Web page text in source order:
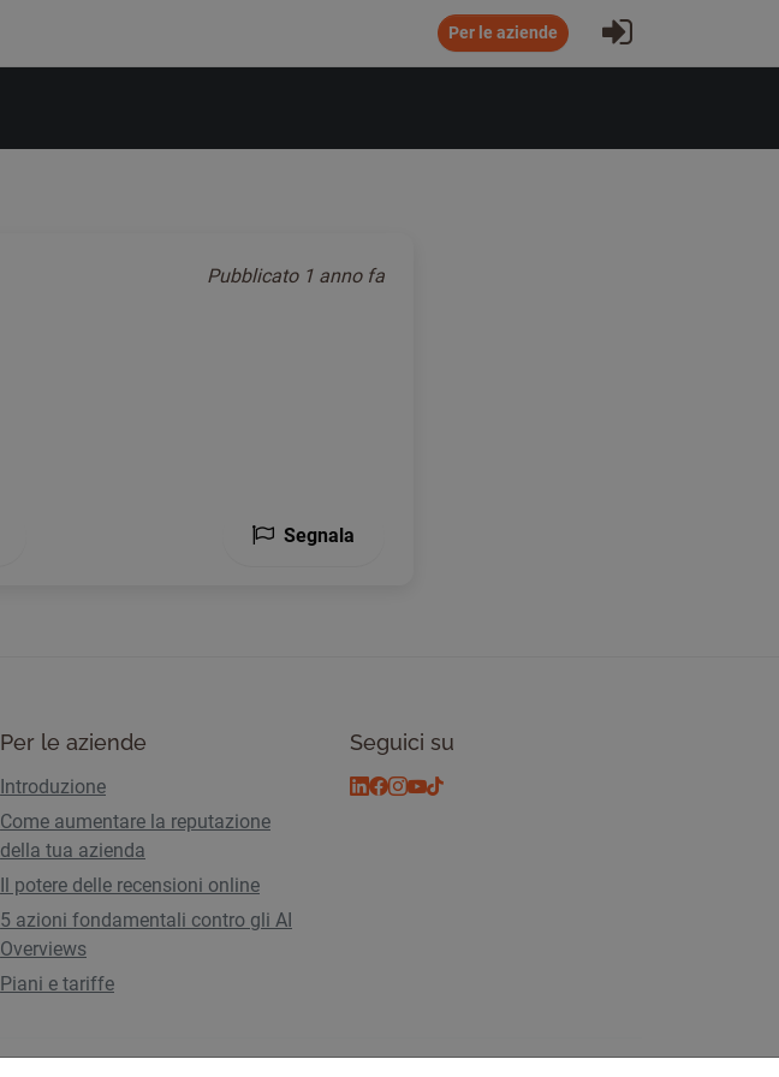
Per le aziende Accesso
Pubblicato 1 anno fa
Segnala
Per le aziende
Introduzione
Come aumentare la reputazione
della tua azienda
Il potere delle recensioni online
5 azioni fondamentali contro gli AI
Overviews
Piani e tariffe
Seguici su